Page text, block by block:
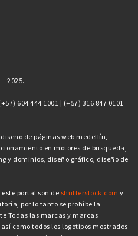
2025.
604 444 1001 | (+57) 316 847 0101
de páginas web medellín,
en motores de busqueda,
y dominios, diseño gráfico, diseño de
portal son de shutterstock.com y
por lo tanto se prohíbe la
Todas las marcas y marcas
como todos los logotipos mostrados